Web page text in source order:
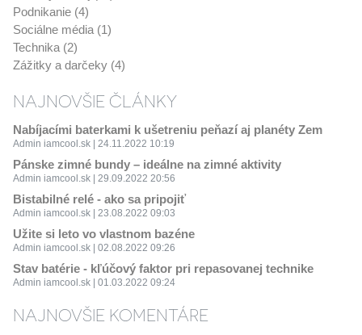
Podnikanie (4)
Sociálne média (1)
Technika (2)
Zážitky a darčeky (4)
NAJNOVŠIE ČLÁNKY
Nabíjacími baterkami k ušetreniu peňazí aj planéty Zem
Admin iamcool.sk | 24.11.2022 10:19
Pánske zimné bundy – ideálne na zimné aktivity
Admin iamcool.sk | 29.09.2022 20:56
Bistabilné relé - ako sa pripojiť
Admin iamcool.sk | 23.08.2022 09:03
Užite si leto vo vlastnom bazéne
Admin iamcool.sk | 02.08.2022 09:26
Stav batérie - kľúčový faktor pri repasovanej technike
Admin iamcool.sk | 01.03.2022 09:24
NAJNOVŠIE KOMENTÁRE